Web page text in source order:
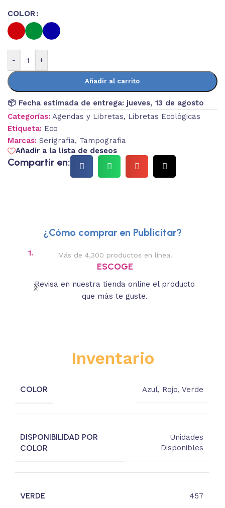
COLOR
- +
Añadir al carrito
📦 Fecha estimada de entrega: jueves, 13 de agosto
Categorías: Agendas y Libretas, Libretas Ecológicas
Etiqueta: Eco
Marcas: Serigrafia, Tampografia
Añadir a la lista de deseos
Compartir en:
¿Cómo comprar en Publicitar?
1. Más de 4,300 productos en línea.
ESCOGE
Revisa en nuestra tienda online el producto
que más te guste.
Inventario
COLOR Azul, Rojo,Verde
DISPONIBILIDAD POR
COLOR
Unidades
Disponibles
VERDE 457